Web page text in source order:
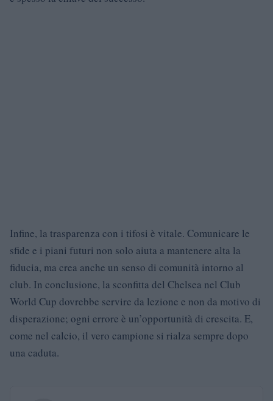
Infine, la trasparenza con i tifosi è vitale. Comunicare le
sfide e i piani futuri non solo aiuta a mantenere alta la
fiducia, ma crea anche un senso di comunità intorno al
club. In conclusione, la sconfitta del Chelsea nel Club
World Cup dovrebbe servire da lezione e non da motivo di
disperazione; ogni errore è un’opportunità di crescita. E,
come nel calcio, il vero campione si rialza sempre dopo
una caduta.